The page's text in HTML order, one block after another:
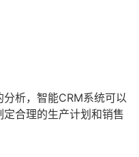
析，智能CRM系统可以
合理的生产计划和销售